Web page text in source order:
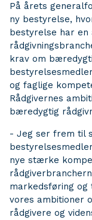
På årets
ny bestyrelse,
bestyrelse har en
krav om
og faglige
Rådgivernes
bæredygtig
- Jeg ser frem til
nye stærke
markedsføring
vores ambitioner
rådgivere og